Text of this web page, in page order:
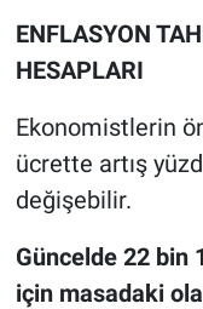
ENFLASYON
HESAPLARI
Ekonomistlerin
ücrette artış
değişebilir.
Güncelde 22 bin
için masadaki